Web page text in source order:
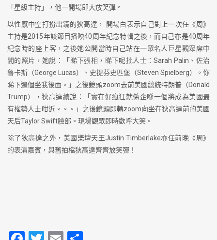
「星級主持」，他一開場即大放笑彈。
以性感中空打扮出鏡的狄高達， 開場白表示自己對上一次任《周》
主持是2015年該節目播映40周年紀念特輯之後，而自己亦是40周年
紀念時的座上客，之後她公開當時自己站在一眾名人巨星觀眾席中
間的照片，她說：「睇下張相，睇下呢批人士：Sarah Palin、佐治
魯卡斯（George Lucas）、史提芬史匹堡（Steven Spielberg）。你
睇下邊個坐我後面。」之後鏡頭zoom去前美國總統特朗普（Donald
Trump），狄高達續說：「實在好瘋狂就係企喺一個將成為美國最
有權勢人士咁近。。。」之後鏡頭即轉zoom向坐在狄高達前的美國
天后Taylor Swift臉部。現場觀眾即時歡呼大笑。
除了狄高達之外，美國樂壇天王Justin Timberlake亦任前晚《周》
的表演嘉賓，與舊拍檔狄高達齊齊放笑彈！